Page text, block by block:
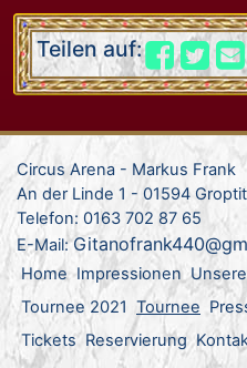
Teilen auf:
Circus Arena - Markus Frank
An der Linde 1 - 01594
Telefon: 0163 702 87 65
E-Mail:
Home Impressionen
Tournee 2021 Tournee
Tickets Reservierung